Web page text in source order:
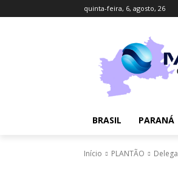
quinta-feira, 6, agosto, 26
BRASIL PARANÁ
Início PLANTÃO